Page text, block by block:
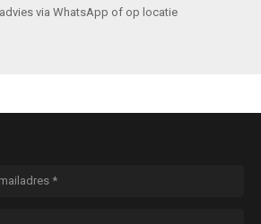
via WhatsApp of op locatie